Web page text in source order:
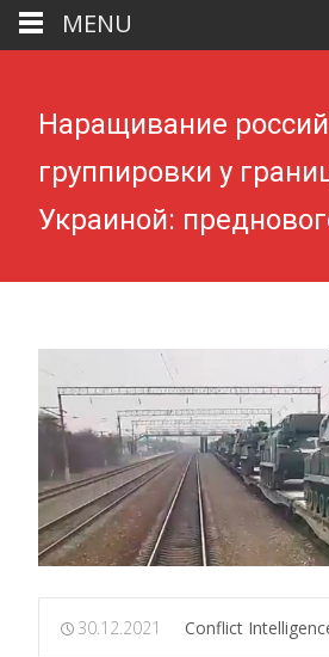
Наращивание
группировки у
Украиной:
30.12.2021 Conflict
MENU